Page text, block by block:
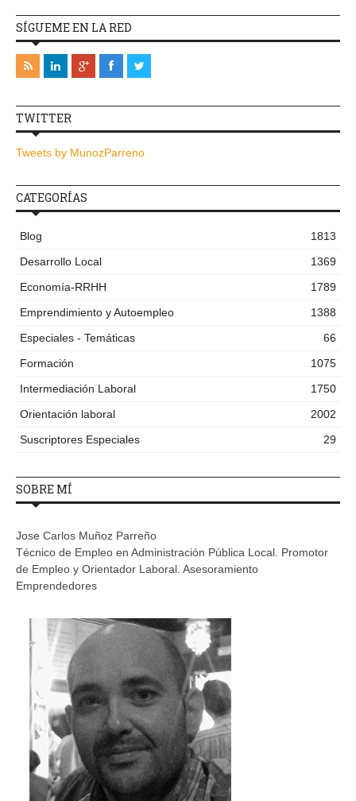
SÍGUEME EN LA RED
TWITTER
Tweets by MunozParreno
CATEGORÍAS
Blog
1813
Desarrollo Local
1369
Economía-RRHH
1789
Emprendimiento y Autoempleo
1388
Especiales - Temáticas
66
Formación
1075
Intermediación Laboral
1750
Orientación laboral
2002
Suscriptores Especiales
29
SOBRE MÍ
Jose Carlos Muñoz Parreño
Técnico de Empleo en Administración Pública Local. Promotor
de Empleo y Orientador Laboral. Asesoramiento
Emprendedores